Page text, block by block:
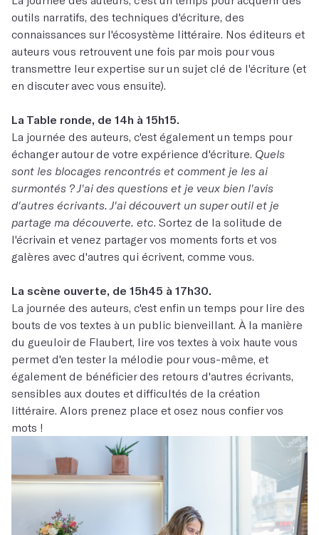
outils narratifs, des techniques d'écriture, des
connaissances sur l'écosystème littéraire. Nos éditeurs et
auteurs vous retrouvent une fois par mois pour vous
transmettre leur expertise sur un sujet clé de l'écriture (et
en discuter avec vous ensuite).
La Table ronde, de 14h à 15h15.
La journée des auteurs, c'est également un temps pour
échanger autour de votre expérience d'écriture. Quels
sont les blocages rencontrés et comment je les ai
surmontés ? J'ai des questions et je veux bien l'avis
d'autres écrivants. J'ai découvert un super outil et je
partage ma découverte. etc. Sortez de la solitude de
l'écrivain et venez partager vos moments forts et vos
galères avec d'autres qui écrivent, comme vous.
La scène ouverte, de 15h45 à 17h30.
La journée des auteurs, c'est enfin un temps pour lire des
bouts de vos textes à un public bienveillant. À la manière
du gueuloir de Flaubert, lire vos textes à voix haute vous
permet d'en tester la mélodie pour vous-même, et
également de bénéficier des retours d'autres écrivants,
sensibles aux doutes et difficultés de la création
littéraire. Alors prenez place et osez nous confier vos
mots !